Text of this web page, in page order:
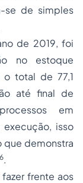
se de simples
de 2019, foi
no estoque
o total de 77,1
até final de
em
isso
que demonstra
.
frente aos